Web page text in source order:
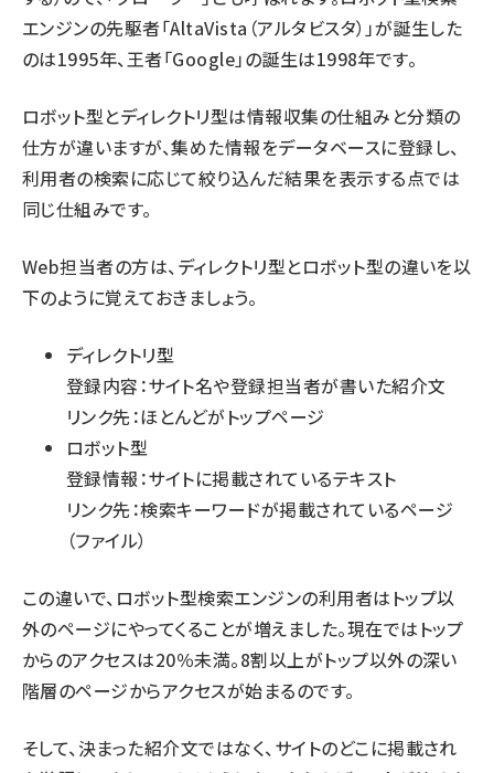
エンジンの先駆者「AltaVista（アルタビスタ）」が誕生した
のは1995年、王者「Google」の誕生は1998年です。
ロボット型とディレクトリ型は情報収集の仕組みと分類の
仕方が違いますが、集めた情報をデータベースに登録し、
利用者の検索に応じて絞り込んだ結果を表示する点では
同じ仕組みです。
Web担当者の方は、ディレクトリ型とロボット型の違いを以
下のように覚えておきましょう。
ディレクトリ型
登録内容：サイト名や登録担当者が書いた紹介文
リンク先：ほとんどがトップページ
ロボット型
登録情報：サイトに掲載されているテキスト
リンク先：検索キーワードが掲載されているページ
（ファイル）
この違いで、ロボット型検索エンジンの利用者はトップ以
外のページにやってくることが増えました。現在ではトップ
からのアクセスは20％未満。8割以上がトップ以外の深い
階層のページからアクセスが始まるのです。
そして、決まった紹介文ではなく、サイトのどこに掲載され